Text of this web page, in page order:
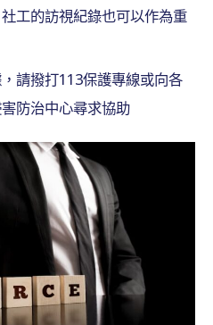
工的訪視紀錄也可以作為重
請撥打113保護專線或向各
防治中心尋求協助